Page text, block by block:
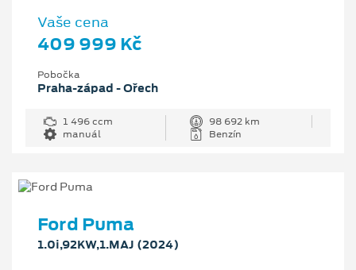
Vaše cena
409 999 Kč
Pobočka
Praha-západ - Ořech
1 496 ccm
98 692 km
manuál
Benzín
Ford Puma
1.0i,92KW,1.MAJ (2024)